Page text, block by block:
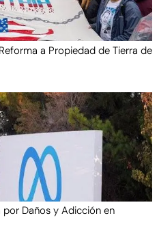
a Propiedad de Tierra de
por Daños y Adicción en